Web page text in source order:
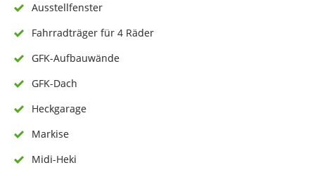
Ausstellfenster
Fahrradträger für 4 Räder
GFK-Aufbauwände
GFK-Dach
Heckgarage
Markise
Midi-Heki